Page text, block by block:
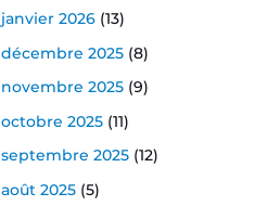
janvier 2026 (13)
décembre 2025 (8)
novembre 2025 (9)
octobre 2025 (11)
septembre 2025 (12)
août 2025 (5)